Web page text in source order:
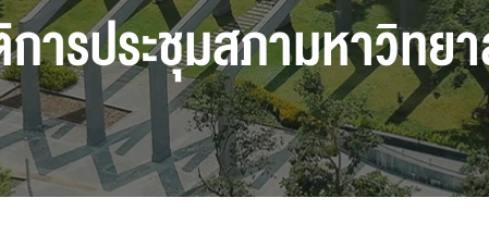
ารประชุมสภามหาวิทย